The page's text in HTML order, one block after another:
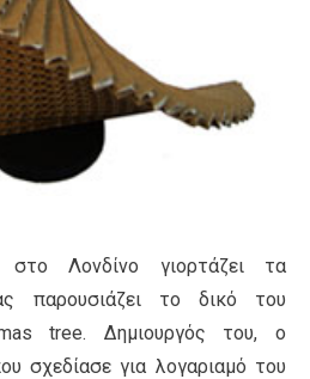
Λονδίνο γιορτάζει τα
παρουσιάζει το δικό του
tree. Δημιουργός του, ο
σχεδίασε για λογαριαμό του